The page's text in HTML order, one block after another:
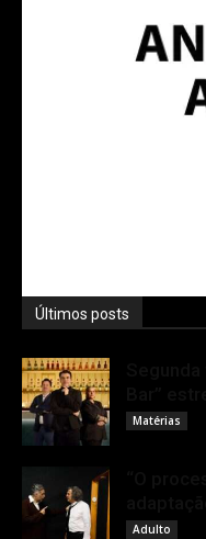
Últimos posts
Matérias
Adulto